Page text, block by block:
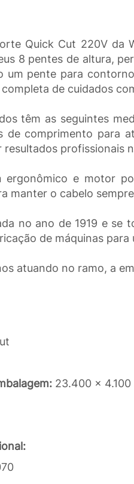
Quick Cut 220V da
8 pentes de altura,
um pente para
de cuidados
têm as seguintes
de comprimento para
profissionais
ergonômico e motor
manter o cabelo
no ano de 1919 e se
de máquinas
atuando no ramo, a
23.400 x